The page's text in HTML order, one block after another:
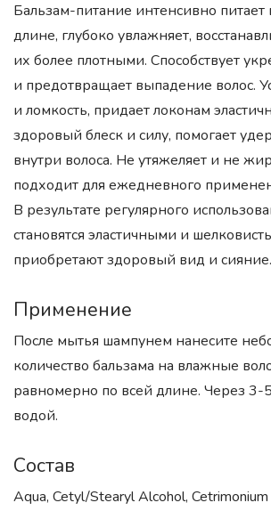
Бальзам-питание интенсивно питает
длине, глубоко увлажняет,
их более плотными. Способствует
и предотвращает выпадение волос.
и ломкость, придает локонам
здоровый блеск и силу, помогает
внутри волоса. Не утяжеляет и не
подходит для ежедневного
В результате регулярного
становятся эластичными и
приобретают здоровый вид и сияние.
Применение
После мытья шампунем нанесите
количество бальзама на влажные
равномерно по всей длине. Через 3-
водой.
Состав
Aqua, Cetyl/Stearyl Alcohol, Cetrimonium